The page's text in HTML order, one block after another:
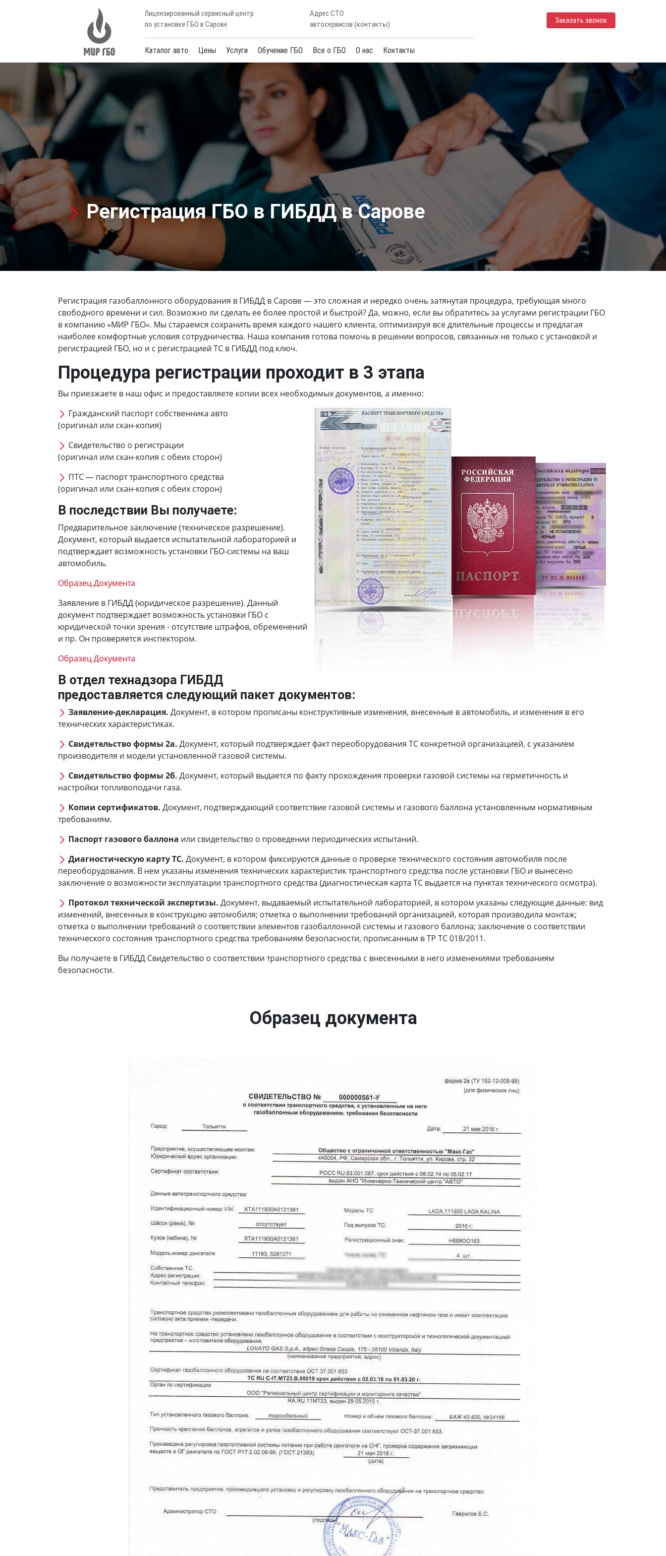
Лицензированный сервисный центр
по установке ГБО в Сарове
Адрес СТО
автосервисов (контакты)
Каталог авто Цены Услуги Обучение ГБО Все о ГБО О нас Контакты
Заказать звонок
Регистрация ГБО в ГИБДД в Сарове
Регистрация газобаллонного оборудования в ГИБДД в Сарове— это сложная и нередко очень затянутая процедура, требующая много
свободного времени и сил. Возможно ли сделать ее более простой и быстрой? Да, можно, если вы обратитесь за услугами регистрации ГБО
в компанию «МИР ГБО». Мы стараемся сохранить время каждого нашего клиента, оптимизируя все длительные процессы и предлагая
наиболее комфортные условия сотрудничества. Наша компания готова помочь в решении вопросов, связанных не только с установкой и
регистрацией ГБО, но и с регистрацией ТС в ГИБДД под ключ.
Процедура регистрации проходит в 3 этапа
Вы приезжаете в наш офис и предоставляете копии всех необходимых документов, а именно:
Гражданский паспорт собственника авто
(оригинал или скан-копия)
Свидетельство о регистрации
(оригинал или скан-копия с обеих сторон)
ПТС — паспорт транспортного средства
(оригинал или скан-копия с обеих сторон)
В последствии Вы получаете:
Предварительное заключение (техническое разрешение).
Документ, который выдается испытательной лабораторией и
подтверждает возможность установки ГБО-системы на ваш
автомобиль.
Образец Документа
Заявление в ГИБДД (юридическое разрешение). Данный
документ подтверждает возможность установки ГБО с
юридической точки зрения - отсутствие штрафов, обременений
и пр. Он проверяется инспектором.
Образец Документа
В отдел технадзора ГИБДД
предоставляется следующий пакет документов:
Заявление-декларация. Документ, в котором прописаны конструктивные изменения, внесенные в автомобиль, и изменения в его
технических характеристиках.
Свидетельство формы 2а. Документ, который подтверждает факт переоборудования ТС конкретной организацией, с указанием
производителя и модели установленной газовой системы.
Свидетельство формы 2б. Документ, который выдается по факту прохождения проверки газовой системы на герметичность и
настройки топливоподачи газа.
Копии сертификатов. Документ, подтверждающий соответствие газовой системы и газового баллона установленным нормативным
требованиям.
Паспорт газового баллона или свидетельство о проведении периодических испытаний.
Диагностическую карту ТС. Документ, в котором фиксируются данные о проверке технического состояния автомобиля после
переоборудования. В нем указаны изменения технических характеристик транспортного средства после установки ГБО и вынесено
заключение о возможности эксплуатации транспортного средства (диагностическая карта ТС выдается на пунктах технического осмотра).
Протокол технической экспертизы. Документ, выдаваемый испытательной лабораторией, в котором указаны следующие данные: вид
изменений, внесенных в конструкцию автомобиля; отметка о выполнении требований организацией, которая производила монтаж;
отметка о выполнении требований о соответствии элементов газобаллонной системы и газового баллона; заключение о соответствии
технического состояния транспортного средства требованиям безопасности, прописанным в ТР ТС 018/2011.
Вы получаете в ГИБДД Свидетельство о соответствии транспортного средства с внесенными в него изменениями требованиям
безопасности.
Образец документа